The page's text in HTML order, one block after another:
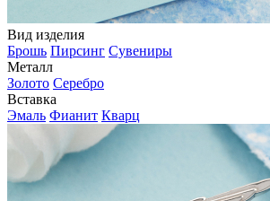
Вид изделия
Брошь Пирсинг Сувениры
Металл
Золото Серебро
Вставка
Эмаль Фианит Кварц